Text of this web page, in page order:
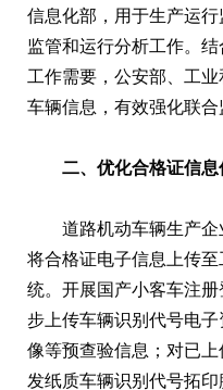
信息化部，用于生产运
监管和运行分析工作。
工作需要，公安部、工
车辆信息，有效强化联合
二、优化合格证信
道路机动车辆生产
将合格证电子信息上传
统。开展国产小客车注
步上传车辆识别代号电
像等预查验信息；对已
发纸质车辆识别代号拓